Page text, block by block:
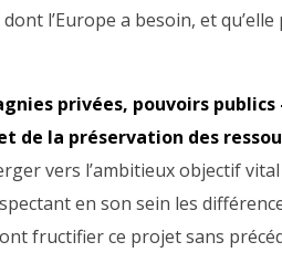
l’Europe a besoin, et
privées, pouvoirs
de la préservation des
vers l’ambitieux objectif vital
en son sein les
fructifier ce projet sans